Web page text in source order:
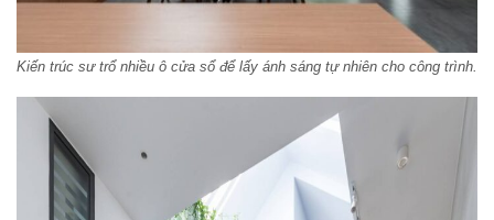
Kiến trúc sư trổ nhiều ô cửa sổ để lấy ánh sáng tự nhiên cho công trình.